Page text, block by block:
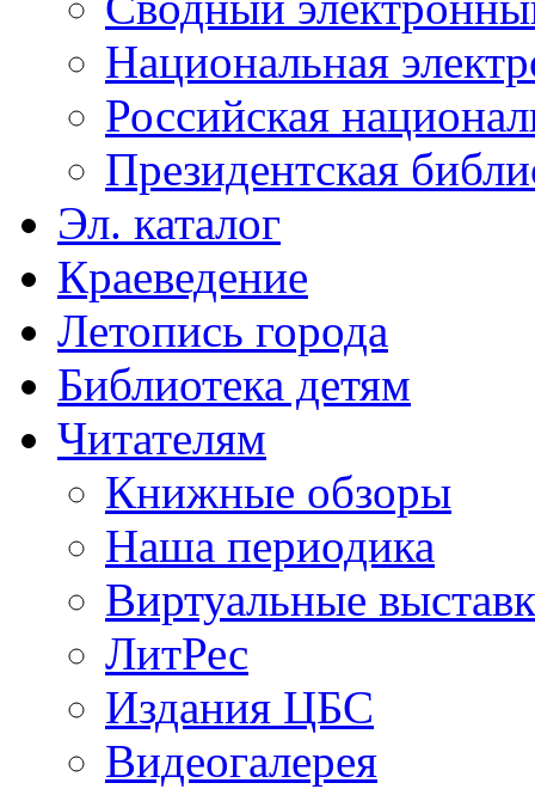
Национальная
Российская
Президентская
Эл. каталог
Краеведение
Летопись города
Библиотека детям
Читателям
Книжные обзоры
Наша периодика
Виртуальные
ЛитРес
Издания ЦБС
Видеогалерея